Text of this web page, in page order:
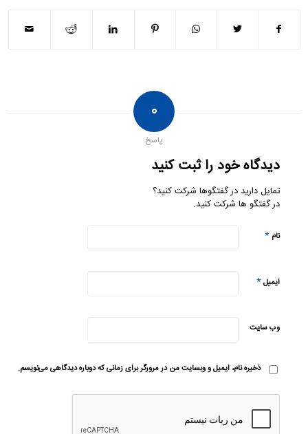
۰
پاسخ
دیدگاه خود را ثبت کنید
تمایل دارید در گفتگوها شرکت کنید؟
در گفتگو ها شرکت کنید.
نام*
ایمیل*
وب‌ سایت
ذخیره نام، ایمیل و وبسایت من در مرورگر برای زمانی که دوباره دیدگاهی می‌نویسم.